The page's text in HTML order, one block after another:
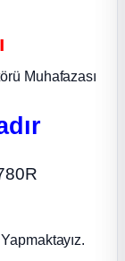
Muhafazası